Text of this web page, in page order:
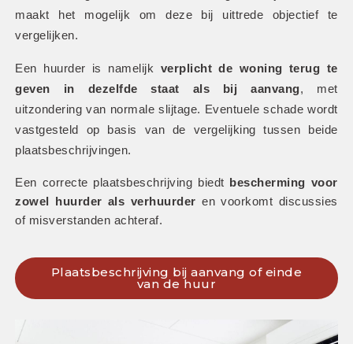
maakt het mogelijk om deze bij uittrede objectief te
vergelijken.
Een huurder is namelijk verplicht de woning terug te
geven in dezelfde staat als bij aanvang, met
uitzondering van normale slijtage. Eventuele schade wordt
vastgesteld op basis van de vergelijking tussen beide
plaatsbeschrijvingen.
Een correcte plaatsbeschrijving biedt
bescherming voor
zowel huurder als verhuurder en voorkomt discussies
of misverstanden achteraf.
Plaatsbeschrijving bij aanvang of einde
van de huur